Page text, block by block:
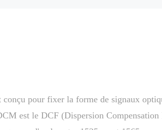
pour fixer la forme de signaux
est le DCF (Dispersion Compensation